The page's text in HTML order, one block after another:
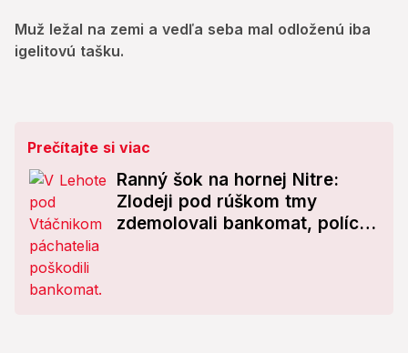
Muž ležal na zemi a vedľa seba mal odloženú iba
igelitovú tašku.
Prečítajte si viac
Ranný šok na hornej Nitre:
Zlodeji pod rúškom tmy
zdemolovali bankomat, polícia